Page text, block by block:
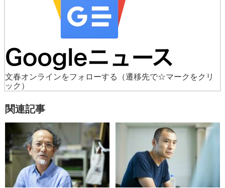
文春オンラインをフォローする
（遷移先で☆マークをクリ
ック）
関連記事